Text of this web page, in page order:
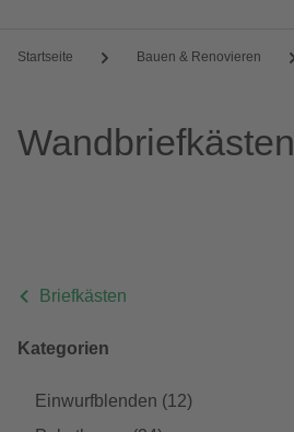
Startseite Bauen & Renovieren
Wandbriefkästen
Briefkästen
Kategorien
Einwurfblenden (12)